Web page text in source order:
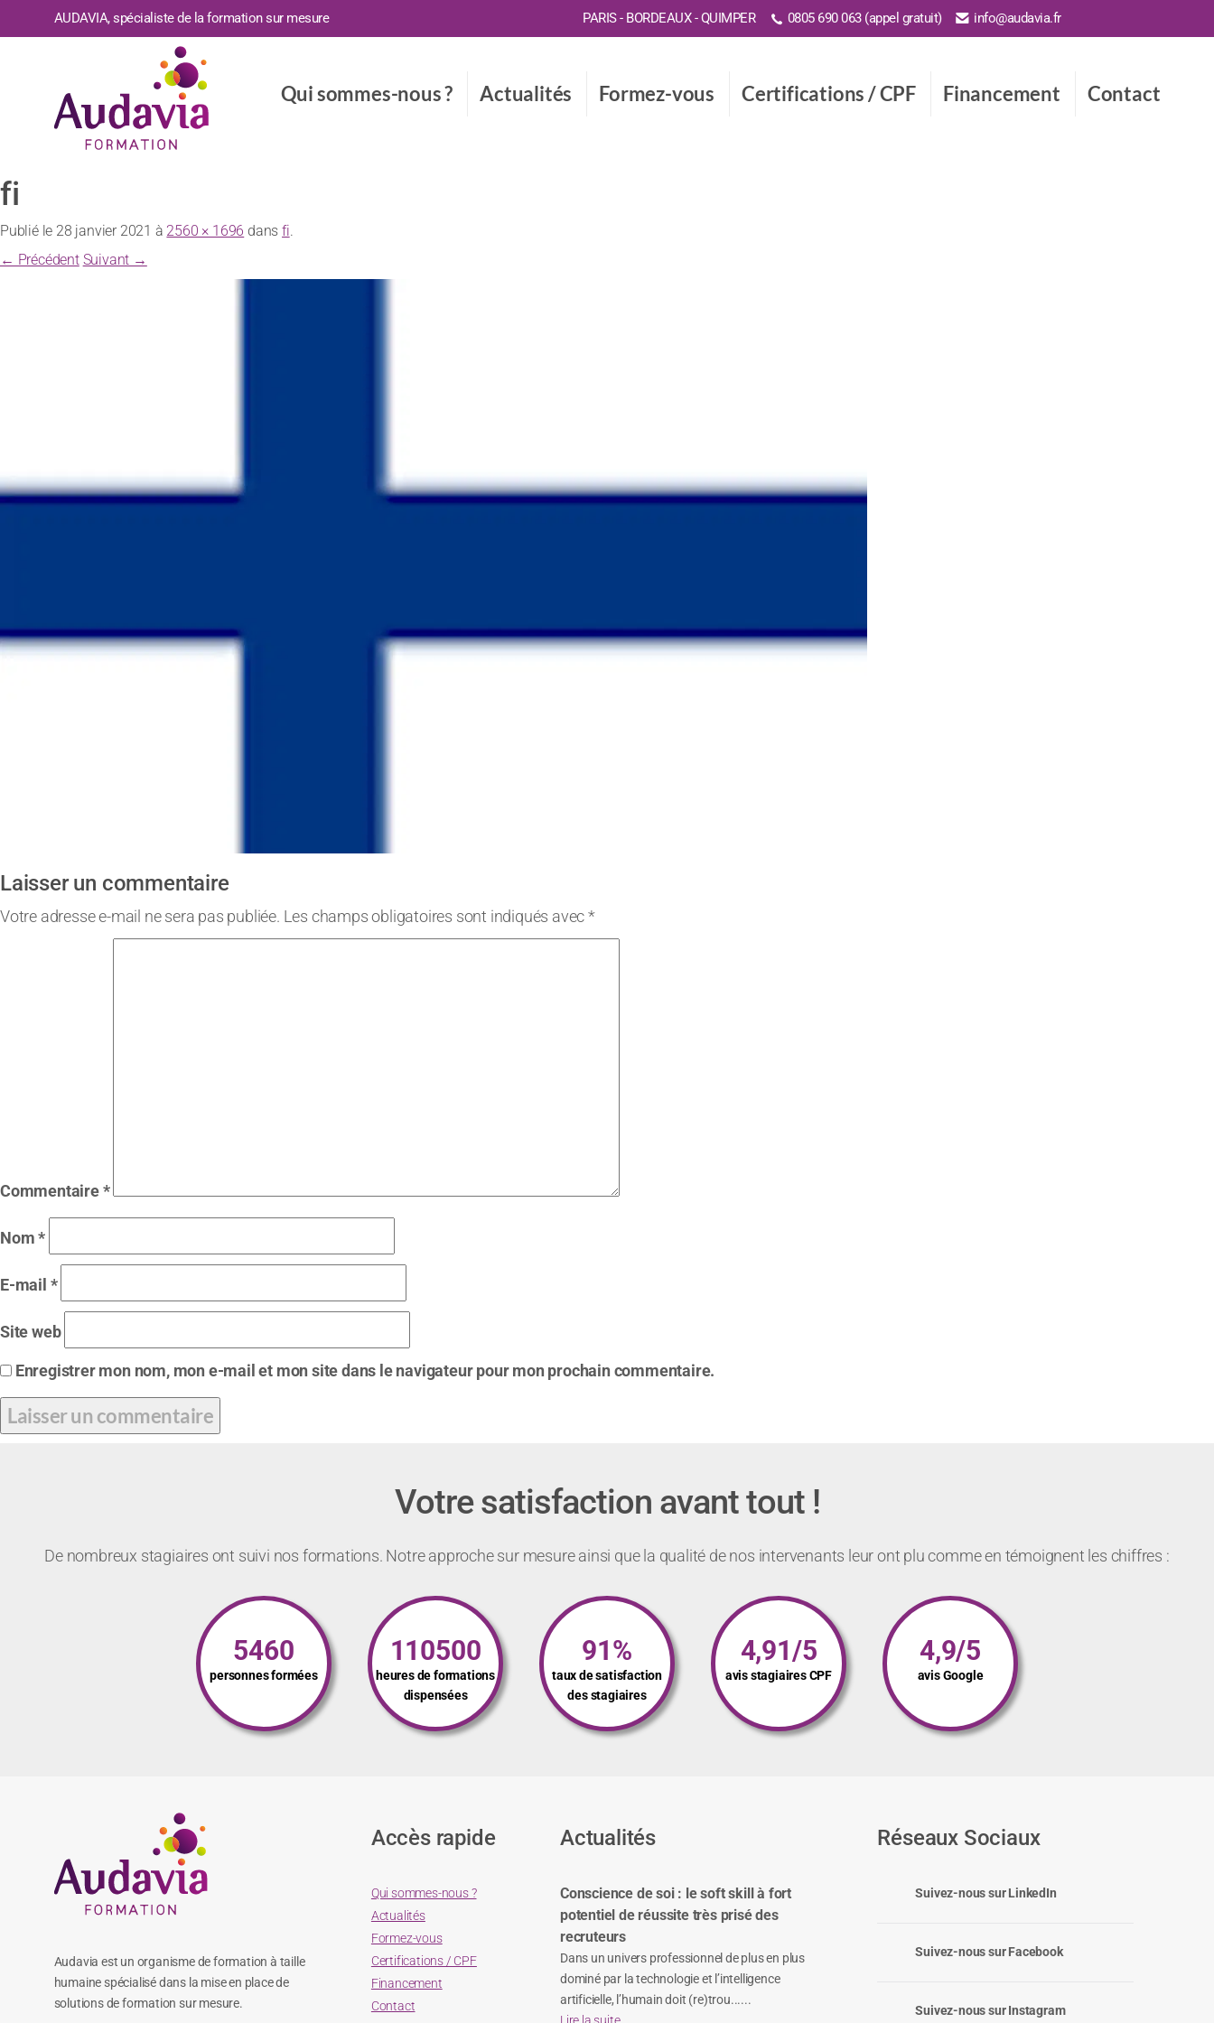
AUDAVIA, spécialiste de la formation sur mesure PARIS - BORDEAUX - QUIMPER 0805 690 063 (appel gratuit) info@audavia.fr
Qui sommes-nous ? Actualités Formez-vous Certifications / CPF Financement Contact
fi
Publié le 28 janvier 2021 à 2560 × 1696 dansfi.
← Précédent Suivant →
Laisser un commentaire
Votre adresse e-mail ne sera pas publiée. Les champs obligatoires sont indiqués avec*
Commentaire*
Nom*
E-mail *
Site web
Enregistrer mon nom, mon e-mail et mon site dans le navigateur pour mon prochain commentaire.
Votre satisfaction avant tout !
De nombreux stagiaires ont suivi nos formations. Notre approche sur mesure ainsi que la qualité de nos intervenants leur ont plu comme en témoignent les chiffres :
5460
personnes formées
110500
heures de formations
dispensées
91%
taux de satisfaction
des stagiaires
4,91/5
avis stagiaires CPF
4,9/5
avis Google
Audavia est un organisme de formation à taille
humaine spécialisé dans la mise en place de
solutions de formation sur mesure.
Accès rapide
Qui sommes-nous ?
Actualités
Formez-vous
Certifications / CPF
Financement
Contact
Actualités
Conscience de soi : le soft skill à fort
potentiel de réussite très prisé des
recruteurs
Dans un univers professionnel de plus en plus
dominé par la technologie et l’intelligence
artificielle, l’humain doit (re)trou......
Lire la suite
Réseaux Sociaux
Suivez-nous sur LinkedIn
Suivez-nous sur Facebook
Suivez-nous sur Instagram